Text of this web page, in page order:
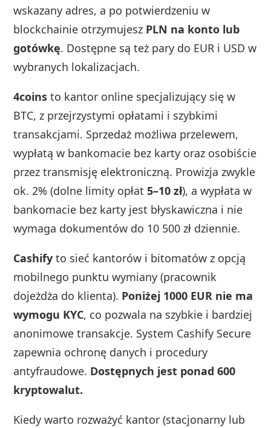
wskazany adres, a po potwierdzeniu w
blockchainie otrzymujesz PLN na konto lub
gotówkę. Dostępne są też pary do EUR i USD w
wybranych lokalizacjach.
4coins to kantor online specjalizujący się w
BTC, z przejrzystymi opłatami i szybkimi
transakcjami. Sprzedaż możliwa przelewem,
wypłatą w bankomacie bez karty oraz osobiście
przez transmisję elektroniczną. Prowizja zwykle
ok. 2% (dolne limity opłat5–10 zł), a wypłata w
bankomacie bez karty jest błyskawiczna i nie
wymaga dokumentów do 10 500 zł dziennie.
Cashify to sieć kantorów i bitomatów z opcją
mobilnego punktu wymiany (pracownik
dojeżdża do klienta). Poniżej 1000 EUR nie ma
wymogu KYC, co pozwala na szybkie i bardziej
anonimowe transakcje. System Cashify Secure
zapewnia ochronę danych i procedury
antyfraudowe. Dostępnych jest ponad 600
kryptowalut.
Kiedy warto rozważyć kantor (stacjonarny lub